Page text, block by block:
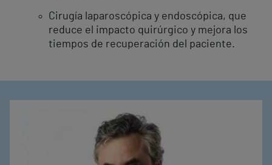
Cirugía laparoscópica y endoscópica, que
reduce el impacto quirúrgico y mejora los
tiempos de recuperación del paciente.